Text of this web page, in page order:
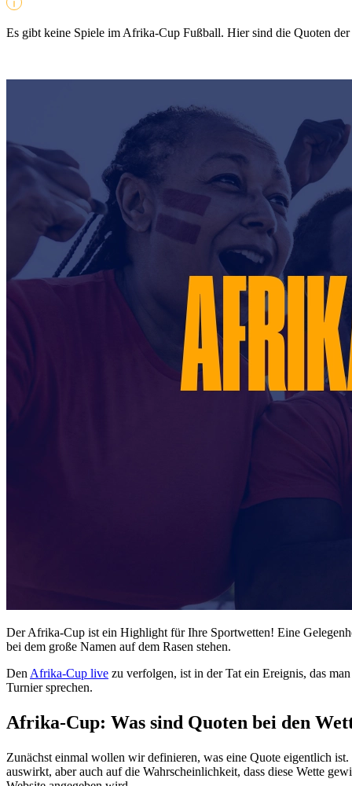
Es gibt keine Spiele im Afrika-Cup Fußball. Hier sind die Quoten der
Der Afrika-Cup ist ein Highlight für Ihre Sportwetten! Eine
bei dem große Namen auf dem Rasen stehen.
Den Afrika-Cup live zu verfolgen, ist in der Tat ein Ereignis, das
Turnier sprechen.
Afrika-Cup: Was sind Quoten bei den
Zunächst einmal wollen wir definieren, was eine Quote eigentlich
auswirkt, aber auch auf die Wahrscheinlichkeit, dass diese Wette